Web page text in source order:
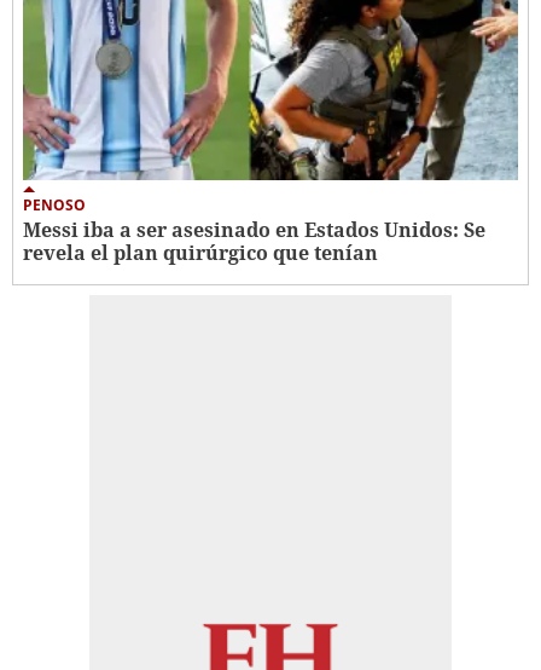
PENOSO
Messi iba a ser asesinado en Estados Unidos: Se
revela el plan quirúrgico que tenían